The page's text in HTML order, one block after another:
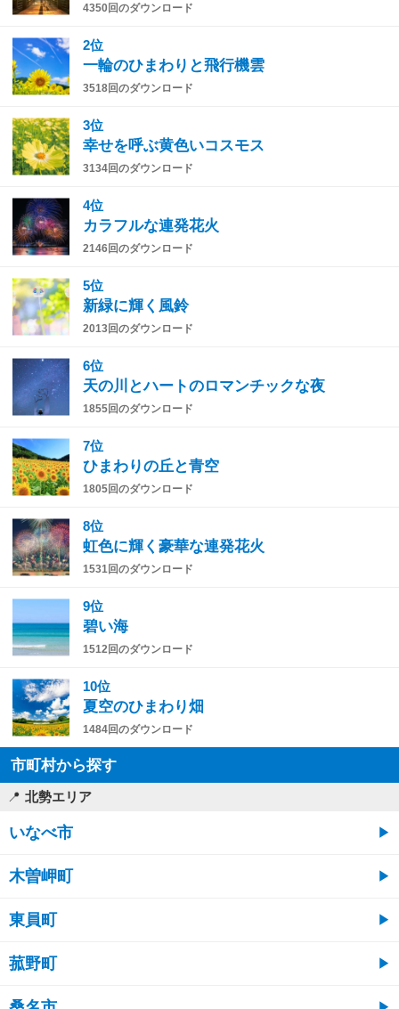
4350回のダウンロード
2位
一輪のひまわりと飛行機雲
3518回のダウンロード
3位
幸せを呼ぶ黄色いコスモス
3134回のダウンロード
4位
カラフルな連発花火
2146回のダウンロード
5位
新緑に輝く風鈴
2013回のダウンロード
6位
天の川とハートのロマンチックな夜
1855回のダウンロード
7位
ひまわりの丘と青空
1805回のダウンロード
8位
虹色に輝く豪華な連発花火
1531回のダウンロード
9位
碧い海
1512回のダウンロード
10位
夏空のひまわり畑
1484回のダウンロード
市町村から探す
北勢エリア
いなべ市
木曽岬町
東員町
菰野町